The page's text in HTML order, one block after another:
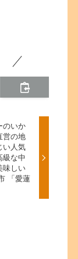
のいか
営の地
い人気
級な中
味しい
「愛蓮